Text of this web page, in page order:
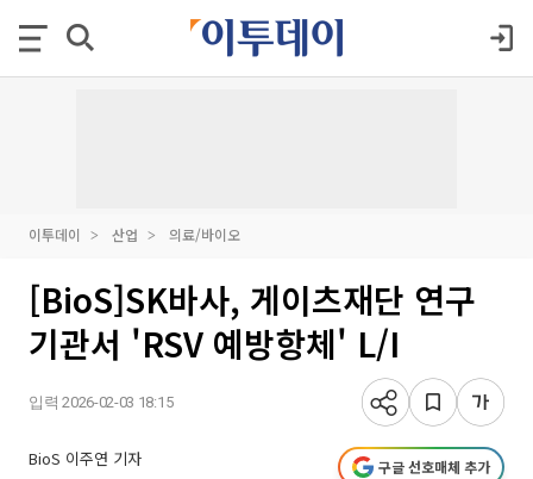
이투데이 산업 의료/바이오
[BioS]SK바사, 게이츠재단 연구
기관서 'RSV 예방항체' L/I
입력 2026-02-03 18:15
BioS 이주연 기자 구글 선호매체 추가